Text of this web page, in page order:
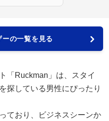
の一覧を見る
「Ruckman」は、スタイ
探している男性にぴったり
ており、ビジネスシーンか